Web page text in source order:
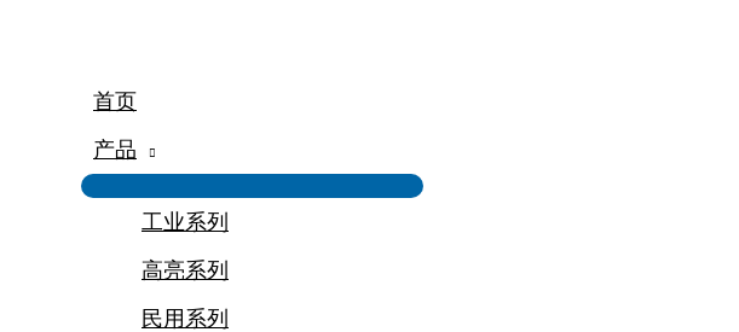
首页
产品
工业系列
高亮系列
民用系列